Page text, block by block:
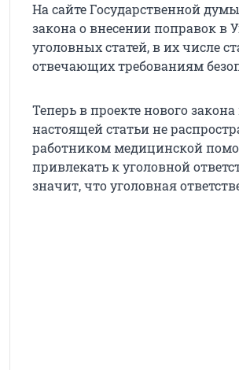
На сайте Государственной думы
закона о внесении поправок в
уголовных статей, в их числе
отвечающих требованиям
Теперь в проекте нового
настоящей статьи не
работником медицинской
привлекать к уголовной
значит, что уголовная